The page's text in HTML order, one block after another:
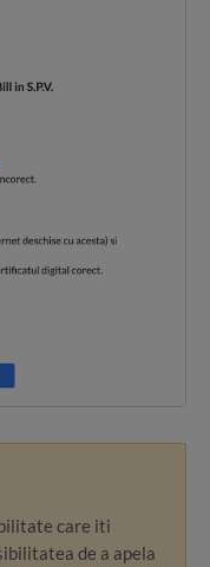
care iti
de a apela